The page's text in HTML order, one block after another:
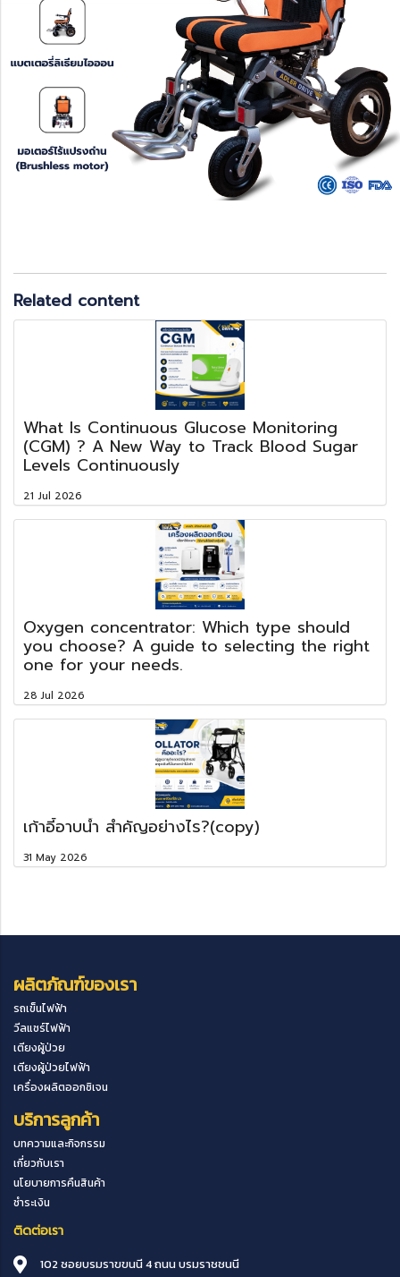
Related content
What Is Continuous Glucose Monitoring
(CGM) ? A New Way to Track Blood Sugar
Levels Continuously
21 Jul 2026
Oxygen concentrator: Which type should
you choose? A guide to selecting the right
one for your needs.
28 Jul 2026
เก้าอี้อาบน้ำ สำคัญอย่างไร?(copy)
31 May 2026
ผลิตภัณฑ์ของเรา
รถเข็นไฟฟ้า
วีลแชร์ไฟฟ้า
เตียงผู้ป่วย
เตียงผู้ป่วยไฟฟ้า
เครื่องผลิตออกซิเจน
บริการลูกค้า
บทความและกิจกรรม
เกี่ยวกับเรา
นโยบายการคืนสินค้า
ชำระเงิน
ติดต่อเรา
102 ซอยบรมราขขนนี 4 ถนน บรมราชชนนี